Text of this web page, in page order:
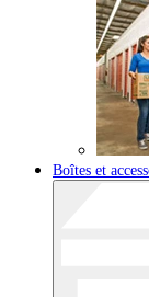
Boîtes et